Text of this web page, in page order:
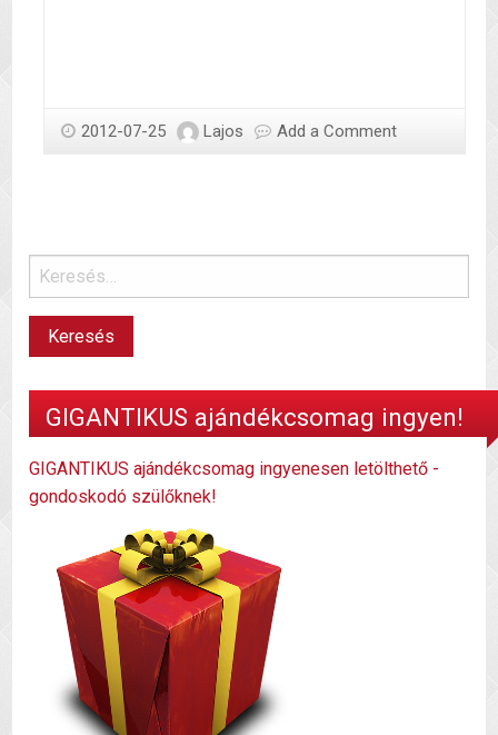
2012-07-25 Lajos Add a Comment
GIGANTIKUS ajándékcsomag ingyen!
GIGANTIKUS ajándékcsomag ingyenesen letölthető -
gondoskodó szülőknek!